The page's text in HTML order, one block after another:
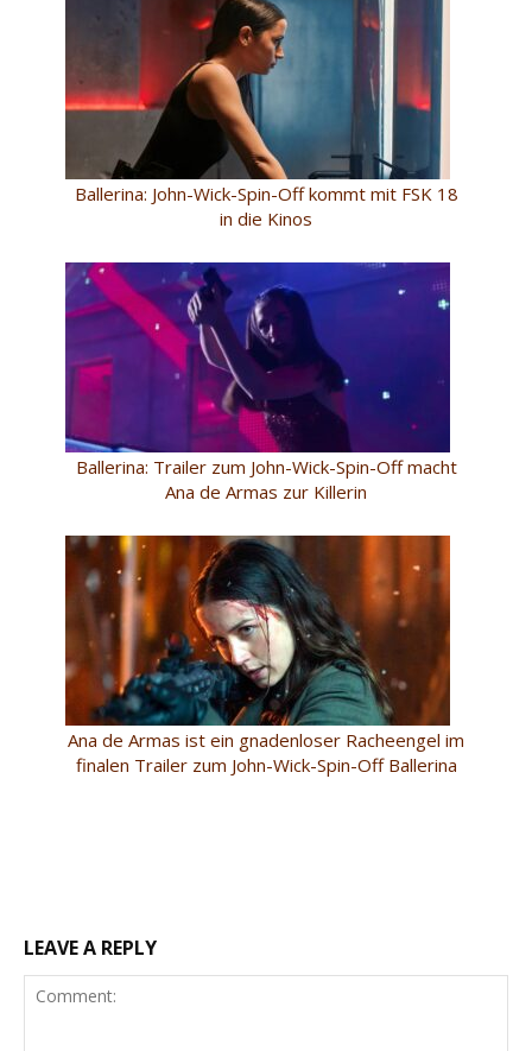
Ballerina: John-Wick-Spin-Off kommt mit FSK 18
in die Kinos
Ballerina: Trailer zum John-Wick-Spin-Off macht
Ana de Armas zur Killerin
Ana de Armas ist ein gnadenloser Racheengel im
finalen Trailer zum John-Wick-Spin-Off Ballerina
LEAVE A REPLY